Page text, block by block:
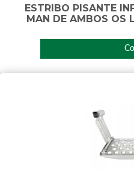
ESTRIBO PISANTE
MAN DE AMBOS OS